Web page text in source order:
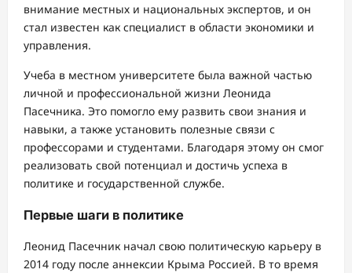
внимание местных и национальных экспертов, и он
стал известен как специалист в области экономики и
управления.
Учеба в местном университете была важной частью
личной и профессиональной жизни Леонида
Пасечника. Это помогло ему развить свои знания и
навыки, а также установить полезные связи с
профессорами и студентами. Благодаря этому он смог
реализовать свой потенциал и достичь успеха в
политике и государственной службе.
Первые шаги в политике
Леонид Пасечник начал свою политическую карьеру в
2014 году после аннексии Крыма Россией. В то время